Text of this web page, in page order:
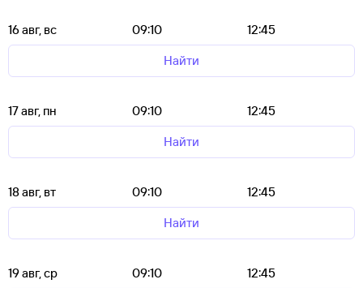
16 авг, вс 09:10
12:45
Найти
17 авг, пн 09:10
12:45
Найти
18 авг, вт 09:10
12:45
Найти
19 авг, ср 09:10
12:45